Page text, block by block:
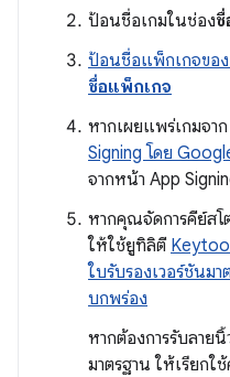
ป้อนชื่อเกมในช่องชื่
ป้อนชื่อแพ็กเกจขอ
ชื่อแพ็กเกจ
หากเผยแพร่เกมจา
Signing โดย
จากหน้า App
หากคุณจัดการคีย์สโ
ให้ใช้ยูทิลิตี
ใบรับรองเวอร์ชันม
บกพร่อง
หากต้องการรับลาย
มาตรฐาน ให้เรียกใ